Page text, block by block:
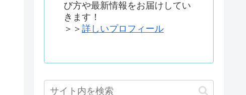
び方や最新情報をお届けしてい
きます！
＞＞ 詳しいプロフィール